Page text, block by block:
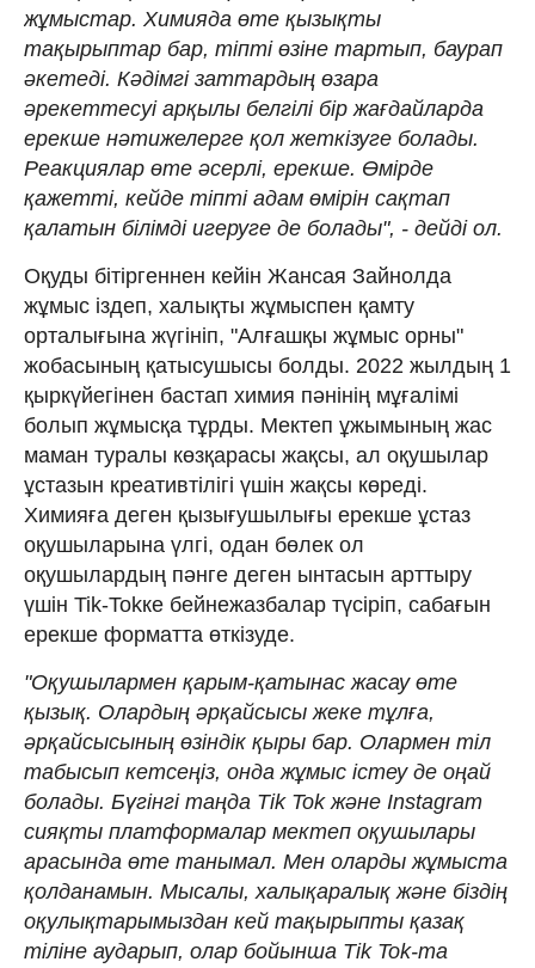
жұмыстар. Химияда өте қызықты
тақырыптар бар, тіпті өзіне тартып, баурап
әкетеді. Кәдімгі заттардың өзара
әрекеттесуі арқылы белгілі бір жағдайларда
ерекше нәтижелерге қол жеткізуге болады.
Реакциялар өте әсерлі, ерекше. Өмірде
қажетті, кейде тіпті адам өмірін сақтап
қалатын білімді игеруге де болады", - дейді ол.
Оқуды бітіргеннен кейін Жансая Зайнолда
жұмыс іздеп, халықты жұмыспен қамту
орталығына жүгініп, "Алғашқы жұмыс орны"
жобасының қатысушысы болды. 2022 жылдың 1
қыркүйегінен бастап химия пәнінің мұғалімі
болып жұмысқа тұрды. Мектеп ұжымының жас
маман туралы көзқарасы жақсы, ал оқушылар
ұстазын креативтілігі үшін жақсы көреді.
Химияға деген қызығушылығы ерекше ұстаз
оқушыларына үлгі, одан бөлек ол
оқушылардың пәнге деген ынтасын арттыру
үшін Tik-Tokке бейнежазбалар түсіріп, сабағын
ерекше форматта өткізуде.
"Оқушылармен қарым-қатынас жасау өте
қызық. Олардың әрқайсысы жеке тұлға,
әрқайсысының өзіндік қыры бар. Олармен тіл
табысып кетсеңіз, онда жұмыс істеу де оңай
болады. Бүгінгі таңда Tik Tok және Instagram
сияқты платформалар мектеп оқушылары
арасында өте танымал. Мен оларды жұмыста
қолданамын. Мысалы, халықаралық және біздің
оқулықтарымыздан кей тақырыпты қазақ
тіліне аударып, олар бойынша Tik Tok-та